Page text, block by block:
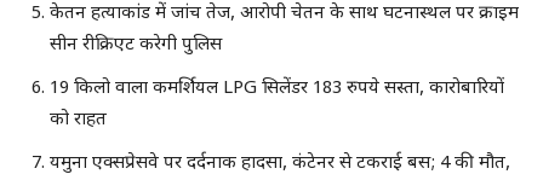
केतन हत्याकांड में जांच तेज, आरोपी चेतन के साथ घटनास्थल पर क्राइम
सीन रीक्रिएट करेगी पुलिस
19 किलो वाला कमर्शियल LPG सिलेंडर 183 रुपये सस्ता, कारोबारियों
को राहत
यमुना एक्सप्रेसवे पर दर्दनाक हादसा, कंटेनर से टकराई बस; 4 की मौत,